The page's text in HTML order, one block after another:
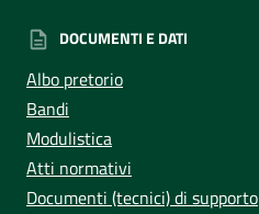
DOCUMENTI E DATI
Albo pretorio
Bandi
Modulistica
Atti normativi
Documenti (tecnici) di supporto